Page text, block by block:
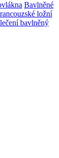
Bavlněné
ložní
bavlněný